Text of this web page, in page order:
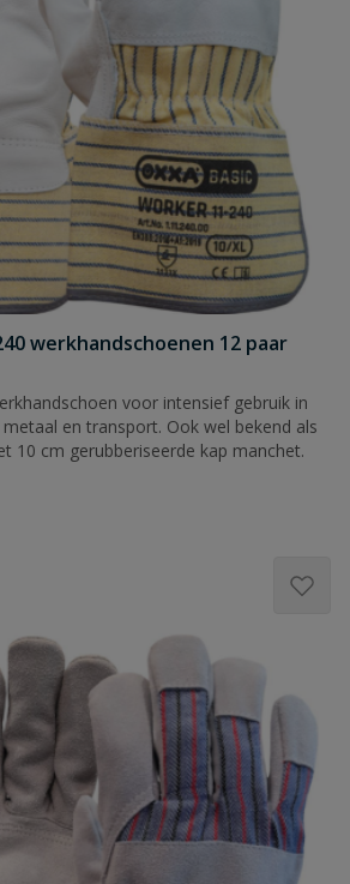
werkhandschoenen 12 paar
voor intensief gebruik in
en transport. Ook wel bekend als
10 cm gerubberiseerde kap manchet.